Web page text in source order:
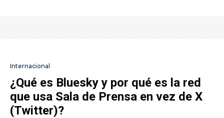
Internacional
¿Qué es Bluesky y por qué es la red
que usa Sala de Prensa en vez de X
(Twitter)?